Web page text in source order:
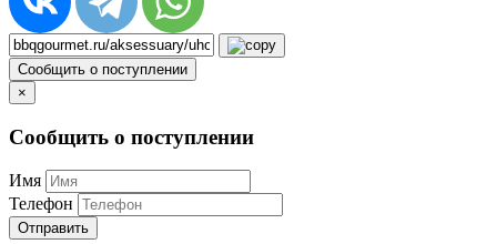
Сообщить о поступлении
×
Сообщить о поступлении
Имя
Телефон
Отправить